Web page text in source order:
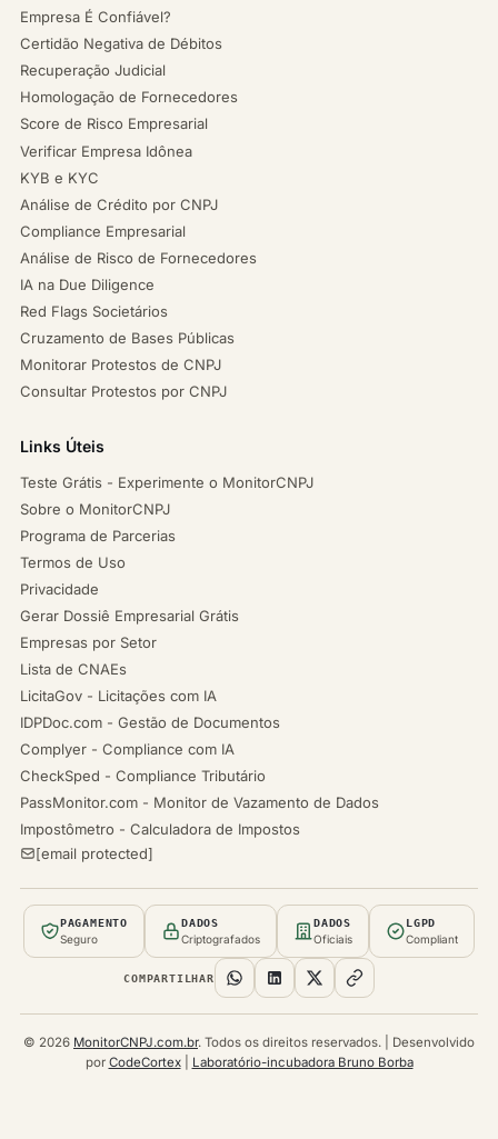
Empresa É Confiável?
Certidão Negativa de Débitos
Recuperação Judicial
Homologação de Fornecedores
Score de Risco Empresarial
Verificar Empresa Idônea
KYB e KYC
Análise de Crédito por CNPJ
Compliance Empresarial
Análise de Risco de Fornecedores
IA na Due Diligence
Red Flags Societários
Cruzamento de Bases Públicas
Monitorar Protestos de CNPJ
Consultar Protestos por CNPJ
Links Úteis
Teste Grátis - Experimente o MonitorCNPJ
Sobre o MonitorCNPJ
Programa de Parcerias
Termos de Uso
Privacidade
Gerar Dossiê Empresarial Grátis
Empresas por Setor
Lista de CNAEs
LicitaGov - Licitações com IA
IDPDoc.com - Gestão de Documentos
Complyer - Compliance com IA
CheckSped - Compliance Tributário
PassMonitor.com - Monitor de Vazamento de Dados
Impostômetro - Calculadora de Impostos
[email protected]
PAGAMENTO
Seguro
DADOS
Criptografados
DADOS
Oficiais
LGPD
Compliant
COMPARTILHAR
© 2026 MonitorCNPJ.com.br. Todos os direitos reservados. | Desenvolvido
por CodeCortex| Laboratório-incubadora Bruno Borba